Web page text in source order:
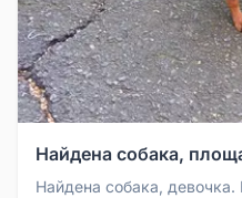
Найдена собака,
Найдена собака,